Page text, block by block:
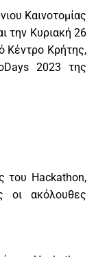
Καινοτομίας
την Κυριακή 26
Κέντρο Κρήτης,
2023 της
του Hackathon,
οι ακόλουθες